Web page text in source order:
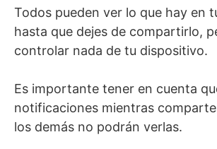
Todos pueden ver lo que hay en
hasta que dejes de compartirlo,
controlar nada de tu dispositivo.
Es importante tener en cuenta
notificaciones mientras
los demás no podrán verlas.